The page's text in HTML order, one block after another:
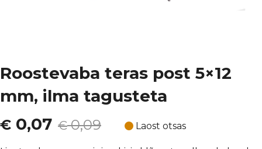
Roostevaba teras post 5×12
mm, ilma tagusteta
€0,09
Algne
€ 0,07
Current
Laost otsas